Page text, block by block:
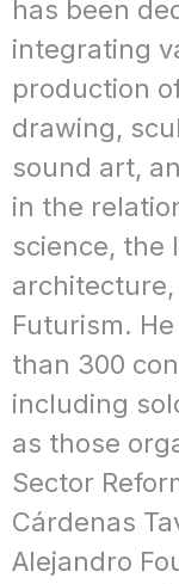
has been
integrating
production
drawing,
sound art,
in the
science, the
Futurism.
than 300
including
as those
Sector
Cárdenas
Alejandro